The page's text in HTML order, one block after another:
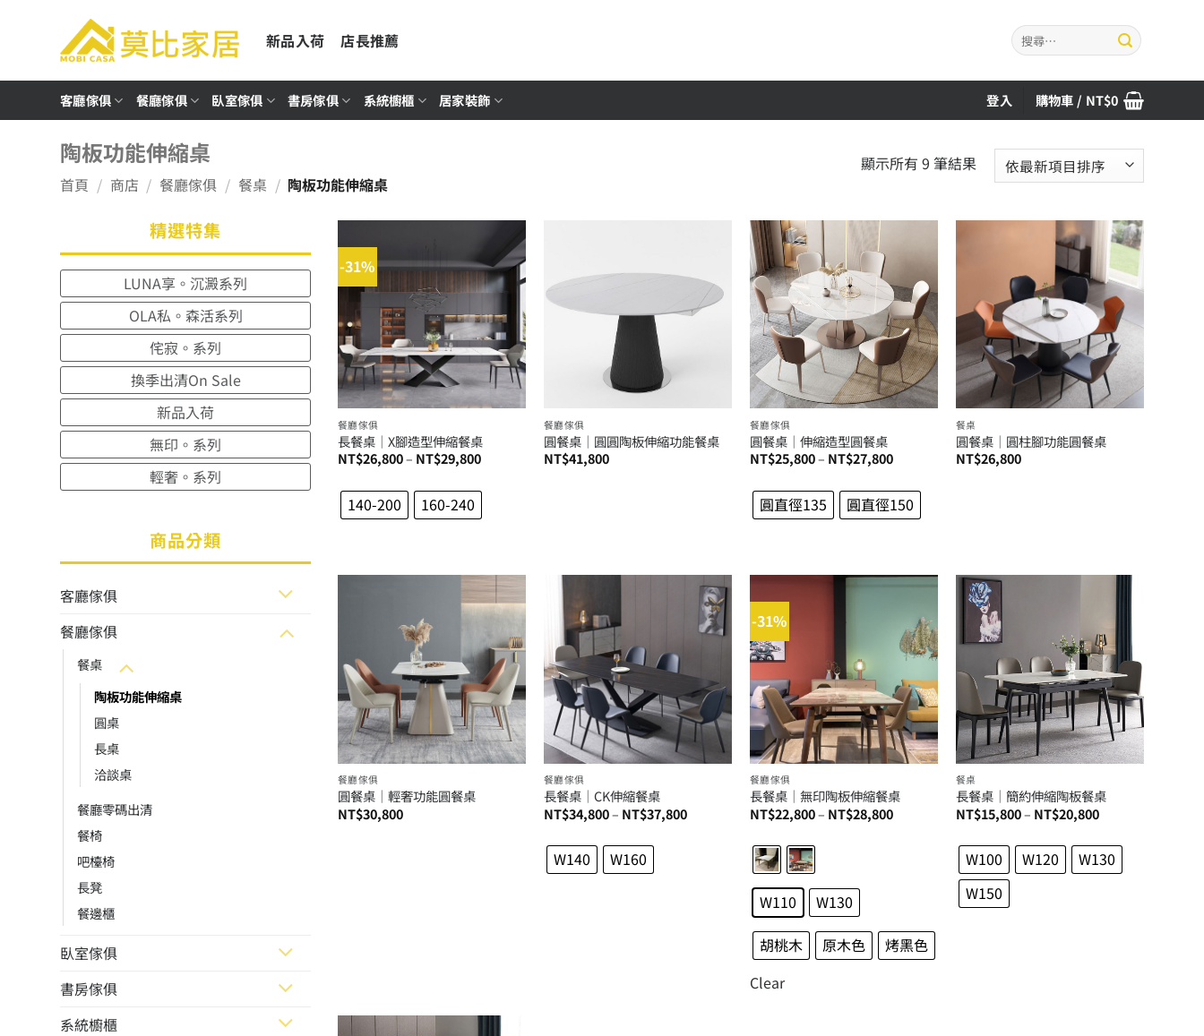
新品入荷 店長推薦
搜
尋
鍵
字:
客廳傢俱 餐廳傢俱 臥室傢俱 書房傢俱 系統櫥櫃 居家裝飾 登入 購物車 / NT$0
陶板功能伸縮桌
首頁 / 商店 / 餐廳傢俱 / 餐桌 / 陶板功能伸縮桌
顯示所有 9 筆結果依
序
精選特集
LUNA享。沉澱系列
OLA私。森活系列
侘寂。系列
換季出清On Sale
新品入荷
無印。系列
輕奢。系列
商品分類
客廳傢俱
餐廳傢俱
餐桌
陶板功能伸縮桌
圓桌
長桌
洽談桌
餐廳零碼出清
餐椅
吧檯椅
長凳
餐邊櫃
臥室傢俱
書房傢俱
系統櫥櫃
-31%
餐廳傢俱
長餐桌│X腳造型伸縮餐桌
NT$26,800– NT$29,800價
格
圍：
到
140-200 160-240
餐廳傢俱
圓餐桌│圓圓陶板伸縮功能餐桌
NT$41,800
餐廳傢俱
圓餐桌│伸縮造型圓餐桌
NT$25,800– NT$27,800價
格
圍：
NT$25,800
到
圓直徑135 圓直徑150
餐桌
圓餐桌│圓柱腳功能圓餐桌
NT$26,800
餐廳傢俱
圓餐桌│輕奢功能圓餐桌
NT$30,800
餐廳傢俱
長餐桌│CK伸縮餐桌
NT$34,800– NT$37,800價
格
W140 W160
-31%
餐廳傢俱
長餐桌│無印陶板伸縮餐桌
NT$22,800– NT$28,800價
格
W110
W130
胡桃木
原木色
烤黑色
Clear
餐桌
長餐桌│簡約伸縮陶板餐桌
NT$15,800– NT$20,800價
格
圍：
NT$15,800
到
W100 W120
W130
W150